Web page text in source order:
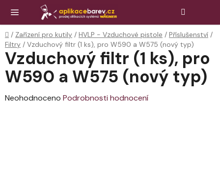
obsah
Domů
/ Zařízení pro kutily / HVLP - Vzduchové pistole / Příslušenství /
Filtry / Vzduchový filtr (1 ks), pro W590 a W575 (nový typ)
Vzduchový filtr (1 ks), pro
W590 a W575 (nový typ)
Průměrné
Neohodnoceno Podrobnosti hodnocení